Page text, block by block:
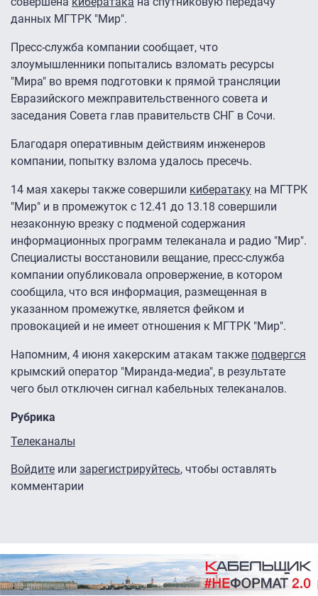
данных МГТРК "Мир".
Пресс-служба компании сообщает, что
злоумышленники попытались взломать ресурсы
"Мира" во время подготовки к прямой трансляции
Евразийского межправительственного совета и
заседания Совета глав правительств СНГ в Сочи.
Благодаря оперативным действиям инженеров
компании, попытку взлома удалось пресечь.
14 мая хакеры также совершили кибератаку на МГТРК
"Мир" и в промежуток с 12.41 до 13.18 совершили
незаконную врезку с подменой содержания
информационных программ телеканала и радио "Мир".
Специалисты восстановили вещание, пресс-служба
компании опубликовала опровержение, в котором
сообщила, что вся информация, размещенная в
указанном промежутке, является фейком и
провокацией и не имеет отношения к МГТРК "Мир".
Напомним, 4 июня хакерским атакам также подвергся
крымский оператор "Миранда-медиа", в результате
чего был отключен сигнал кабельных телеканалов.
Рубрика
Телеканалы
Войдите или зарегистрируйтесь, чтобы оставлять
комментарии